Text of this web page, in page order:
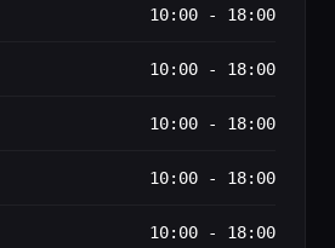
10:00 - 18:00
10:00 - 18:00
10:00 - 18:00
10:00 - 18:00
10:00 - 18:00